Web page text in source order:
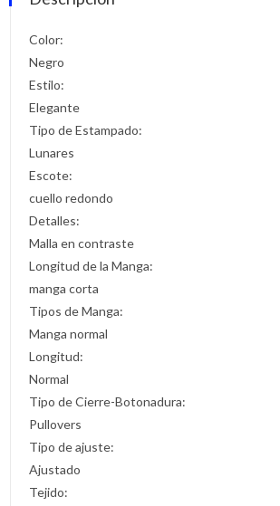
Color:
Negro
Estilo:
Elegante
Tipo de Estampado:
Lunares
Escote:
cuello redondo
Detalles:
Malla en contraste
Longitud de la Manga:
manga corta
Tipos de Manga:
Manga normal
Longitud:
Normal
Tipo de Cierre-Botonadura:
Pullovers
Tipo de ajuste:
Ajustado
Tejido: